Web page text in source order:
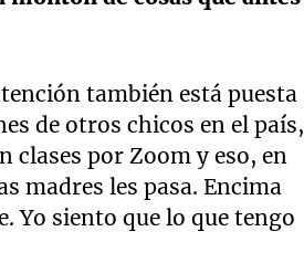
también está puesta
de otros chicos en el país,
por Zoom y eso, en
madres les pasa. Encima
Yo siento que lo que tengo